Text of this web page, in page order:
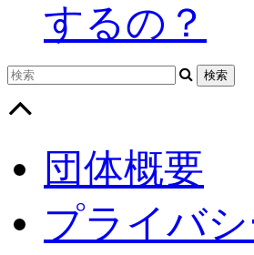
するの？
団体概要
プライバ